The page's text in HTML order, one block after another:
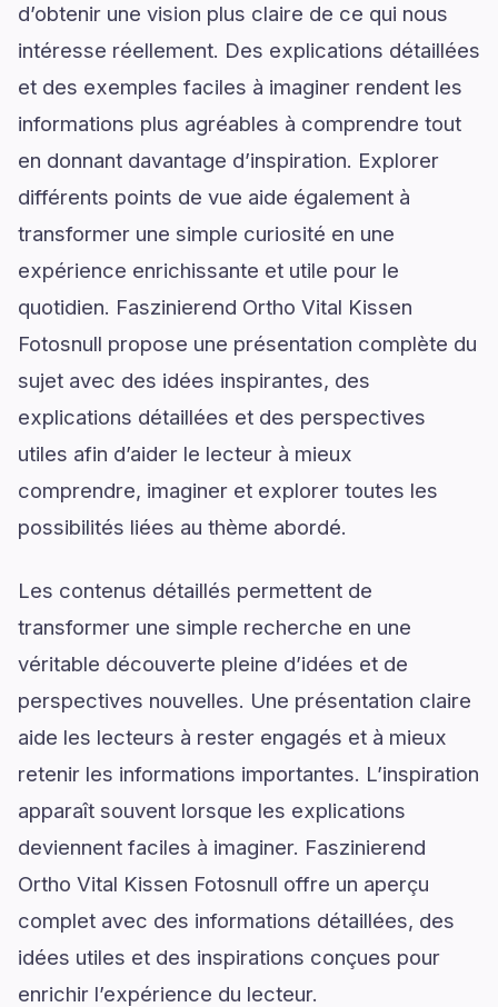
d’obtenir une vision plus claire de ce qui nous
intéresse réellement. Des explications détaillées
et des exemples faciles à imaginer rendent les
informations plus agréables à comprendre tout
en donnant davantage d’inspiration. Explorer
différents points de vue aide également à
transformer une simple curiosité en une
expérience enrichissante et utile pour le
quotidien. Faszinierend Ortho Vital Kissen
Fotosnull propose une présentation complète du
sujet avec des idées inspirantes, des
explications détaillées et des perspectives
utiles afin d’aider le lecteur à mieux
comprendre, imaginer et explorer toutes les
possibilités liées au thème abordé.
Les contenus détaillés permettent de
transformer une simple recherche en une
véritable découverte pleine d’idées et de
perspectives nouvelles. Une présentation claire
aide les lecteurs à rester engagés et à mieux
retenir les informations importantes. L’inspiration
apparaît souvent lorsque les explications
deviennent faciles à imaginer. Faszinierend
Ortho Vital Kissen Fotosnull offre un aperçu
complet avec des informations détaillées, des
idées utiles et des inspirations conçues pour
enrichir l’expérience du lecteur.